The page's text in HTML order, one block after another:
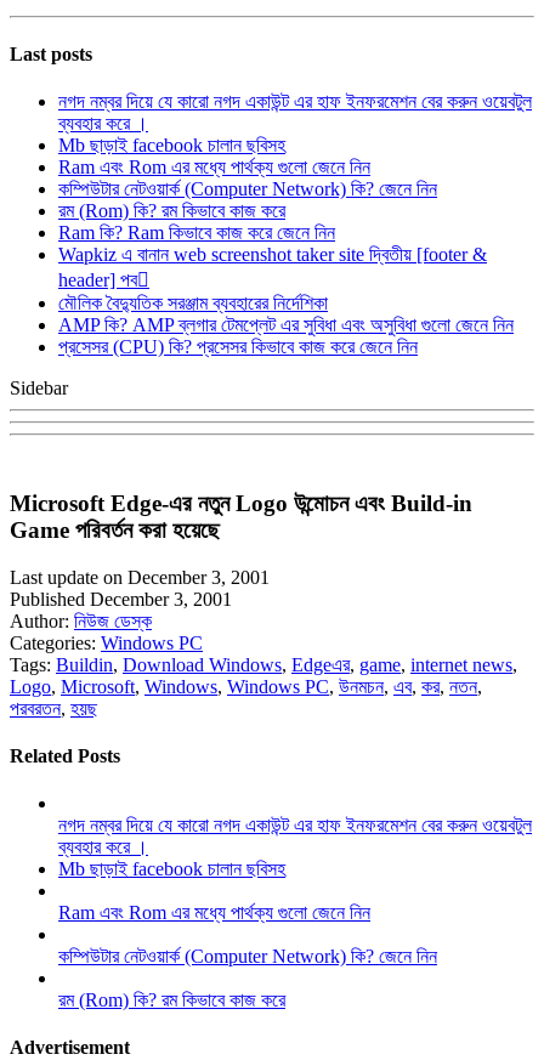
Last posts
নগদ নম্বর দিয়ে যে কারো নগদ একাউন্ট এর হাফ ইনফরমেশন বের করুন ওয়েবটুল
ব্যবহার করে ।
Mb ছাড়াই facebook চালান ছবিসহ
Ram এবং Rom এর মধ্যে পার্থক্য গুলো জেনে নিন
কম্পিউটার নেটওয়ার্ক (Computer Network) কি? জেনে নিন
রম (Rom) কি? রম কিভাবে কাজ করে
Ram কি? Ram কিভাবে কাজ করে জেনে নিন
Wapkiz এ বানান web screenshot taker site দ্বিতীয় [footer &
header] পব
মৌলিক বৈদ্যুতিক সরঞ্জাম ব্যবহারের নির্দেশিকা
AMP কি? AMP ব্লগার টেমপ্লেট এর সুবিধা এবং অসুবিধা গুলো জেনে নিন
প্রসেসর (CPU) কি? প্রসেসর কিভাবে কাজ করে জেনে নিন
Sidebar
Microsoft Edge-এর নতুন Logo উন্মোচন এবং Build-in
Game পরিবর্তন করা হয়েছে
Last update on December 3, 2001
Published December 3, 2001
Author: নিউজ ডেস্ক
Categories: Windows PC
Tags: Buildin, Download Windows, Edgeএর, game, internet news,
Logo, Microsoft, Windows, Windows PC, উনমচন, এব, কর, নতন,
পরবরতন, হয়ছ
Related Posts
নগদ নম্বর দিয়ে যে কারো নগদ একাউন্ট এর হাফ ইনফরমেশন বের করুন ওয়েবটুল
ব্যবহার করে ।
Mb ছাড়াই facebook চালান ছবিসহ
Ram এবং Rom এর মধ্যে পার্থক্য গুলো জেনে নিন
কম্পিউটার নেটওয়ার্ক (Computer Network) কি? জেনে নিন
রম (Rom) কি? রম কিভাবে কাজ করে
Advertisement